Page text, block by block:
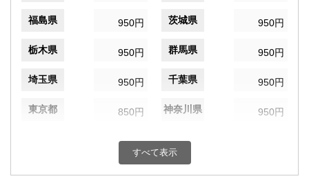
福島県 950円 茨城県 950円
栃木県 950円 群馬県 950円
埼玉県 950円 千葉県 950円
東京都 850円 神奈川県 950円
950円 富山県
すべて表示